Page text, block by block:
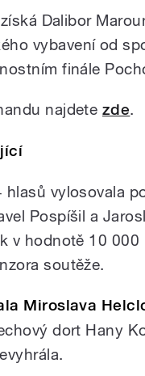
Dalibor
vybavení od
finále
najdete zde.
hlasů vylosovala
Pospíšil a
v hodnotě 10
soutěže.
Miroslava
dort Hany